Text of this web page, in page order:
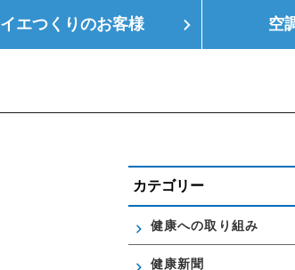
イエつくりのお客様 空
カテゴリー
健康への取り組み
健康新聞